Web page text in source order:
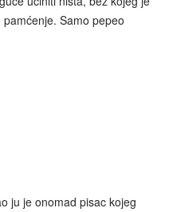
Samo pepeo
ju je onomad pisac kojeg